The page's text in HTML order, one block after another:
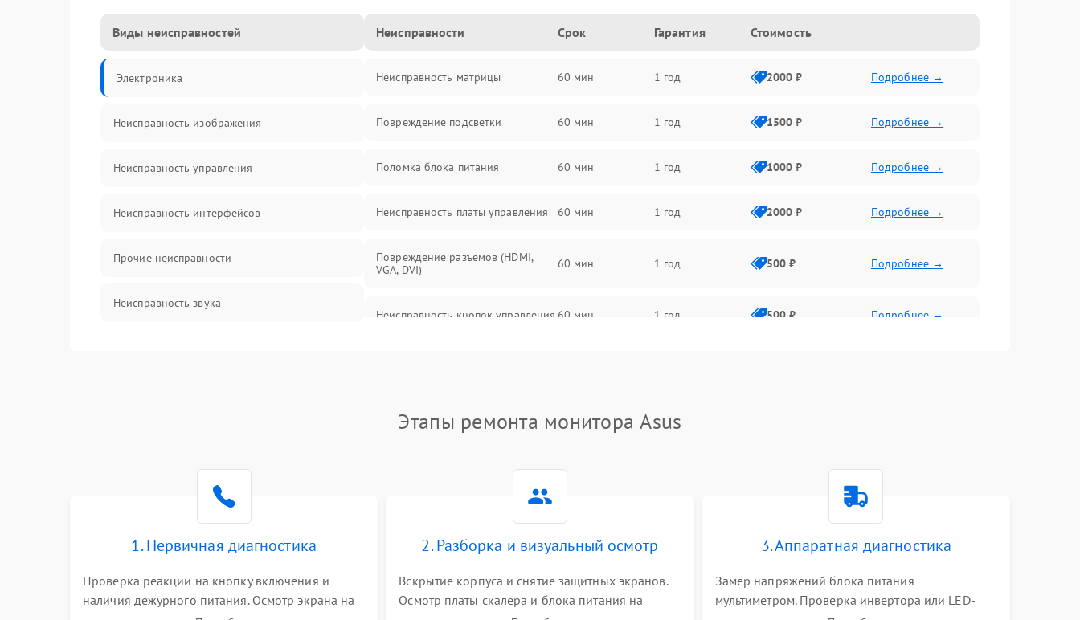
Виды неисправностей
Электроника
Неисправность изображения
Неисправность управления
Неисправность интерфейсов
Прочие неисправности
Неисправность звука
Неисправности Срок Гарантия Стоимость
Неисправность матрицы 60 мин 1 год 2000 ₽ Подробнее →
Повреждение подсветки 60 мин 1 год 1500 ₽ Подробнее →
Поломка блока питания 60 мин 1 год 1000 ₽ Подробнее →
Неисправность платы управления 60 мин 1 год 2000 ₽ Подробнее →
Повреждение разъемов (HDMI,
VGA, DVI)
60 мин 1 год 500 ₽ Подробнее →
Неисправность кнопок управления 60 мин 1 год 500 ₽ Подробнее →
Поломка системы автоматического
короткого замыкания
Этапы ремонта монитора Asus
1. Первичная диагностика
Проверка реакции на кнопку включения и
наличия дежурного питания. Осмотр экрана на
2. Разборка и визуальный осмотр
Вскрытие корпуса и снятие защитных экранов.
Осмотр платы скалера и блока питания на
3. Аппаратная диагностика
Замер напряжений блока питания
мультиметром. Проверка инвертора или LED-